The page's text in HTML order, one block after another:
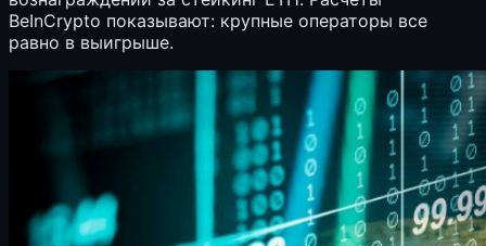
BeInCrypto показывают: крупные операторы все
равно в выигрыше.